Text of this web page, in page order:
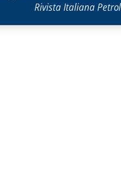
Rivista Italiana